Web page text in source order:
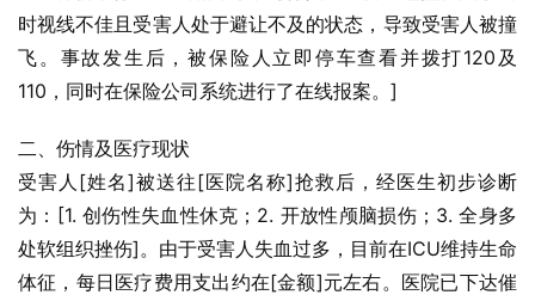
时视线不佳且受害人处于避让不及的状态，导致受害人被撞
飞。事故发生后，被保险人立即停车查看并拨打120及
110，同时在保险公司系统进行了在线报案。]
二、伤情及医疗现状
受害人[姓名]被送往[医院名称]抢救后，经医生初步诊断
为：[1. 创伤性失血性休克；2. 开放性颅脑损伤；3. 全身多
处软组织挫伤]。由于受害人失血过多，目前在ICU维持生命
体征，每日医疗费用支出约在[金额]元左右。医院已下达催